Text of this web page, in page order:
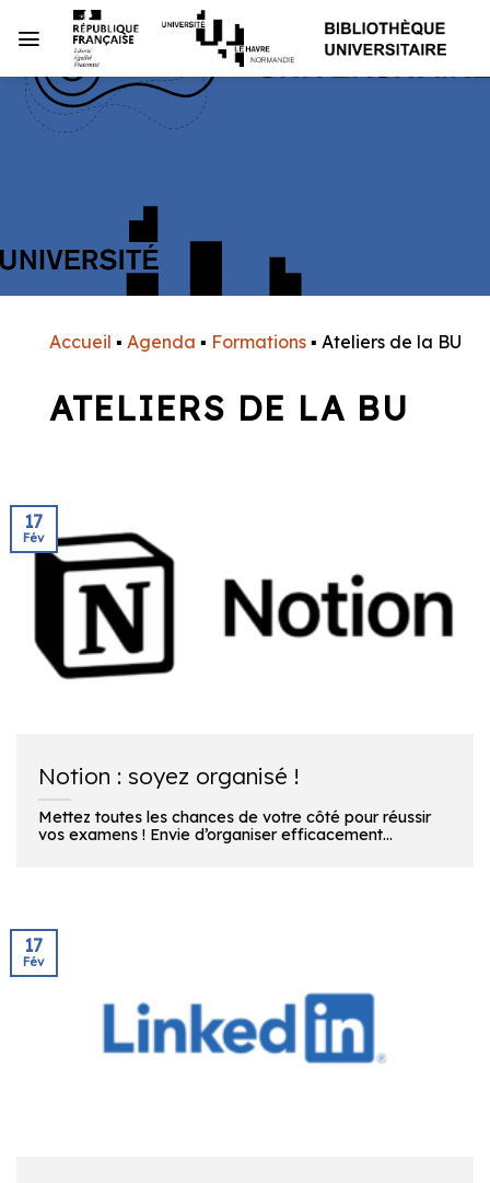
au
Accueil ▪ Agenda ▪ Formations ▪ Ateliers de la BU
ATELIERS DE LA BU
Notion : soyez organisé !
Mettez toutes les chances de votre côté pour réussir
vos examens ! Envie d’organiser efficacement...
17
Fév
17
Fév